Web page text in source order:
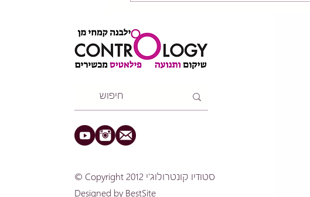
​© Copyright 2012 סטודיו קונטרולוג'י
Designed by BestSite